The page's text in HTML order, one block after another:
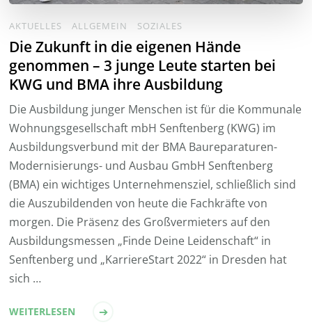
AKTUELLES ALLGEMEIN SOZIALES
Die Zukunft in die eigenen Hände
genommen – 3 junge Leute starten bei
KWG und BMA ihre Ausbildung
Die Ausbildung junger Menschen ist für die Kommunale
Wohnungsgesellschaft mbH Senftenberg (KWG) im
Ausbildungsverbund mit der BMA Baureparaturen-
Modernisierungs- und Ausbau GmbH Senftenberg
(BMA) ein wichtiges Unternehmensziel, schließlich sind
die Auszubildenden von heute die Fachkräfte von
morgen. Die Präsenz des Großvermieters auf den
Ausbildungsmessen „Finde Deine Leidenschaft“ in
Senftenberg und „KarriereStart 2022“ in Dresden hat
sich …
WEITERLESEN